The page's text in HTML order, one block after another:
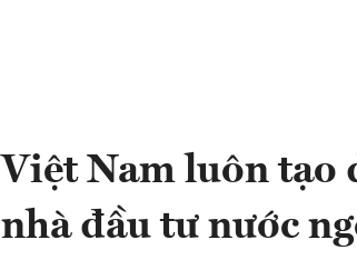
Việt Nam luôn tạo
nhà đầu tư nước